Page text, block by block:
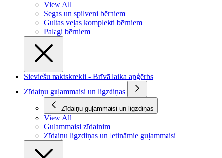
View All
Segas un spilveni bērniem
Gultas veļas komplekti bērniem
Palagi bērniem
Sieviešu naktskrekli - Brīvā laika apģērbs
Zīdaiņu guļammaisi un ligzdiņas
Zīdaiņu guļammaisi un ligzdiņas
View All
Guļammaisi zīdainim
Zīdaiņu ligzdiņas un Ietināmie guļammaisi